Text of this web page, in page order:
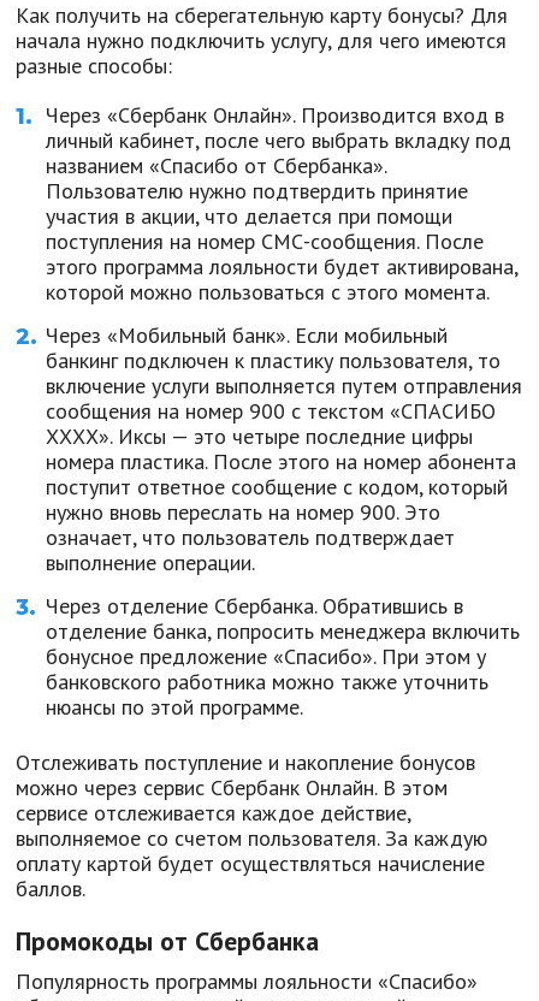
Как получить на сберегательную карту бонусы? Для
начала нужно подключить услугу, для чего имеются
разные способы:
Через «Сбербанк Онлайн». Производится вход в
личный кабинет, после чего выбрать вкладку под
названием «Спасибо от Сбербанка».
Пользователю нужно подтвердить принятие
участия в акции, что делается при помощи
поступления на номер СМС-сообщения. После
этого программа лояльности будет активирована,
которой можно пользоваться с этого момента.
Через «Мобильный банк». Если мобильный
банкинг подключен к пластику пользователя, то
включение услуги выполняется путем отправления
сообщения на номер 900 с текстом «СПАСИБО
ХХХХ». Иксы — это четыре последние цифры
номера пластика. После этого на номер абонента
поступит ответное сообщение с кодом, который
нужно вновь переслать на номер 900. Это
означает, что пользователь подтверждает
выполнение операции.
Через отделение Сбербанка. Обратившись в
отделение банка, попросить менеджера включить
бонусное предложение «Спасибо». При этом у
банковского работника можно также уточнить
нюансы по этой программе.
Отслеживать поступление и накопление бонусов
можно через сервис Сбербанк Онлайн. В этом
сервисе отслеживается каждое действие,
выполняемое со счетом пользователя. За каждую
оплату картой будет осуществляться начисление
баллов.
Промокоды от Сбербанка
Популярность программы лояльности «Спасибо»